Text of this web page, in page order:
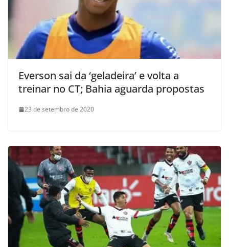
Everson sai da ‘geladeira’ e volta a
treinar no CT; Bahia aguarda propostas
23 de setembro de 2020